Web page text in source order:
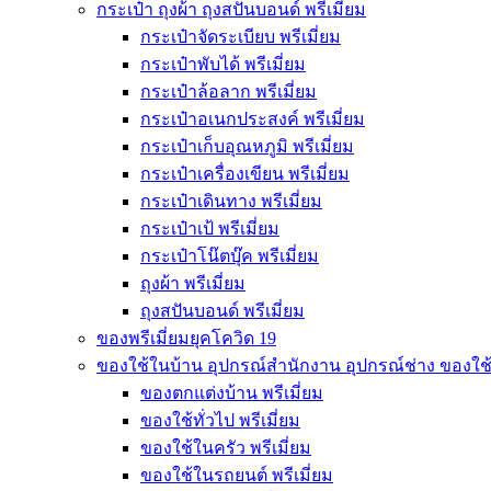
กระเป๋า ถุงผ้า ถุงสปันบอนด์ พรีเมี่ยม
กระเป๋าจัดระเบียบ พรีเมี่ยม
กระเป๋าพับได้ พรีเมี่ยม
กระเป๋าล้อลาก พรีเมี่ยม
กระเป๋าอเนกประสงค์ พรีเมี่ยม
กระเป๋าเก็บอุณหภูมิ พรีเมี่ยม
กระเป๋าเครื่องเขียน พรีเมี่ยม
กระเป๋าเดินทาง พรีเมี่ยม
กระเป๋าเป้ พรีเมี่ยม
กระเป๋าโน๊ตบุ๊ค พรีเมี่ยม
ถุงผ้า พรีเมี่ยม
ถุงสปันบอนด์ พรีเมี่ยม
ของพรีเมี่ยมยุคโควิด 19
ของใช้ในบ้าน อุปกรณ์สำนักงาน อุปกรณ์ช่าง ของใ
ของตกแต่งบ้าน พรีเมี่ยม
ของใช้ทั่วไป พรีเมี่ยม
ของใช้ในครัว พรีเมี่ยม
ของใช้ในรถยนต์ พรีเมี่ยม